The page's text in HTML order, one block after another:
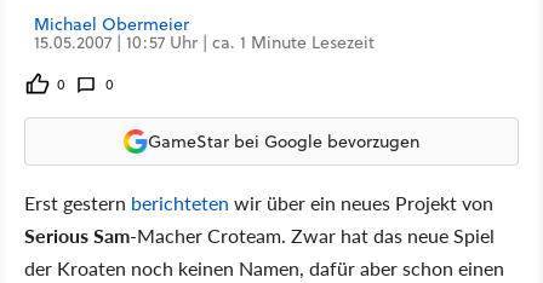
Michael Obermeier
15.05.2007 | 10:57 Uhr | ca. 1 Minute Lesezeit
0 0
GameStar bei Google bevorzugen
Erst gestern berichteten wir über ein neues Projekt von
Serious Sam-Macher Croteam. Zwar hat das neue Spiel
der Kroaten noch keinen Namen, dafür aber schon einen